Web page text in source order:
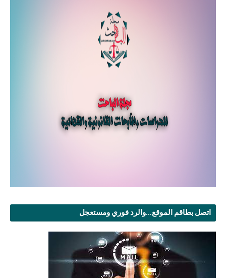
اتصل بطاقم الموقع...والرد فوري ومستعجل